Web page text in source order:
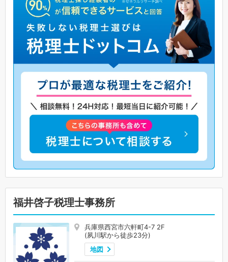
福井啓子税理士事務所
兵庫県西宮市六軒町4-7 2F
(夙川駅から徒歩23分)
地図